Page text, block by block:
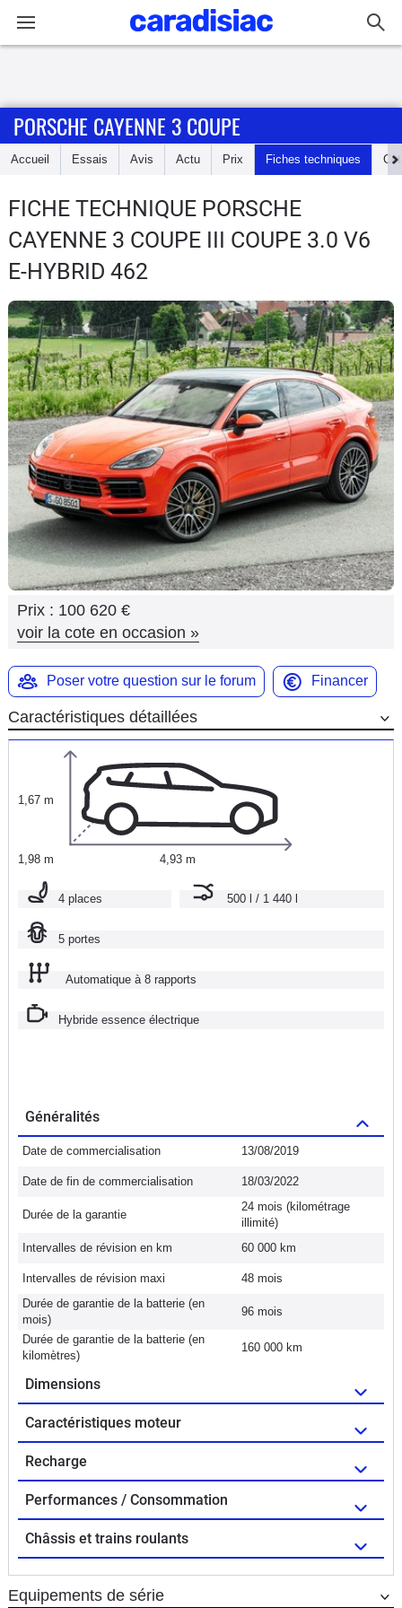
Accueil
Essais
Guide
d'achat
Electriques
Utilitaires
Flottes
Auto
Services
Forum
Moto
Marques
PORSCHE CAYENNE 3 COUPE
Accueil Essais Avis Actu Prix Fiches techniques
FICHE TECHNIQUE PORSCHE
CAYENNE 3 COUPE III COUPE 3.0 V6
E-HYBRID 462
Prix : 100 620 €
voir la cote en occasion »
Poser votre question sur le forum Financer
Caractéristiques détaillées
1,67 m
1,98 m 4,93 m
4 places 500 l / 1 440 l
5 portes
Automatique à 8 rapports
Hybride essence électrique
Généralités
Date de commercialisation 13/08/2019
Date de fin de commercialisation 18/03/2022
Durée de la garantie
24 mois (kilométrage
illimité)
Intervalles de révision en km
60 000 km
Intervalles de révision maxi
48 mois
Durée de garantie de la batterie (en
mois)
96 mois
Durée de garantie de la batterie (en
kilomètres)
160 000 km
Dimensions
Caractéristiques moteur
Recharge
Performances / Consommation
Châssis et trains roulants
Equipements de série